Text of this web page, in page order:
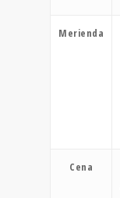
Merienda
Cena